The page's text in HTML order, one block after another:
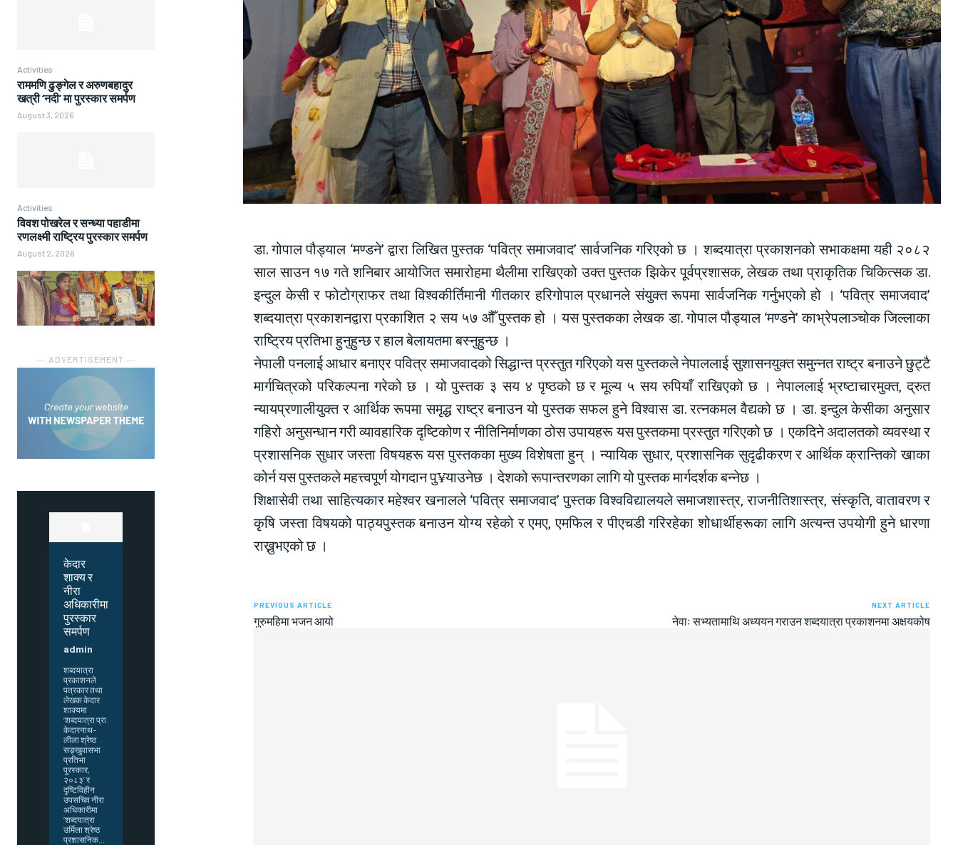
Activities
राममणि ढुङ्गेल र अरुणबहादुर
खत्री ‘नदी’ मा पुरस्कार समर्पण
August 3, 2026
Activities
विवश पोखरेल र सन्ध्या पहाडीमा
रणलक्ष्मी राष्ट्रिय पुरस्कार समर्पण
August 2, 2026
― ADVERTISEMENT ―
केदार
शाक्य र
नीरा
अधिकारीमा
पुरस्कार
समर्पण
admin
शब्दयात्रा
प्रकाशनले
पत्रकार तथा
लेखक केदार
शाक्यमा
‘शब्दयात्रा प्रा.
केदारनाथ–
लीला श्रेष्ठ
सङ्खुवासभा
प्रतिभा
पुरस्कार,
२०८३’ र
दृष्टिविहीन
उपसचिव नीरा
अधिकारीमा
‘शब्दयात्रा
उर्मिला श्रेष्ठ
प्रशासनिक...
डा. गोपाल पौड्याल ‘मण्डने’ द्वारा लिखित पुस्तक ‘पवित्र समाजवाद’ सार्वजनिक गरिएको छ । शब्दयात्रा प्रकाशनको सभाकक्षमा यही २०८२
साल साउन १७ गते शनिबार आयोजित समारोहमा थैलीमा राखिएको उक्त पुस्तक झिकेर पूर्वप्रशासक, लेखक तथा प्राकृतिक चिकित्सक डा.
इन्दुल केसी र फोटोग्राफर तथा विश्वकीर्तिमानी गीतकार हरिगोपाल प्रधानले संयुक्त रूपमा सार्वजनिक गर्नुभएको हो । ‘पवित्र समाजवाद’
शब्दयात्रा प्रकाशनद्वारा प्रकाशित २ सय ५७ औँ पुस्तक हो । यस पुस्तकका लेखक डा. गोपाल पौड्याल ‘मण्डने’ काभ्रेपलाञ्चोक जिल्लाका
राष्ट्रिय प्रतिभा हुनुहुन्छ र हाल बेलायतमा बस्नुहुन्छ ।
नेपाली पनलाई आधार बनाएर पवित्र समाजवादको सिद्धान्त प्रस्तुत गरिएको यस पुस्तकले नेपाललाई सुशासनयुक्त समुन्नत राष्ट्र बनाउने छुट्टै
मार्गचित्रको परिकल्पना गरेको छ । यो पुस्तक ३ सय ४ पृष्ठको छ र मूल्य ५ सय रुपियाँ राखिएको छ । नेपाललाई भ्रष्टाचारमुक्त, द्रुत
न्यायप्रणालीयुक्त र आर्थिक रूपमा समृद्ध राष्ट्र बनाउन यो पुस्तक सफल हुने विश्वास डा. रत्नकमल वैद्यको छ । डा. इन्दुल केसीका अनुसार
गहिरो अनुसन्धान गरी व्यावहारिक दृष्टिकोण र नीतिनिर्माणका ठोस उपायहरू यस पुस्तकमा प्रस्तुत गरिएको छ । एकदिने अदालतको व्यवस्था र
प्रशासनिक सुधार जस्ता विषयहरू यस पुस्तकका मुख्य विशेषता हुन् । न्यायिक सुधार, प्रशासनिक सुदृढीकरण र आर्थिक क्रान्तिको खाका
कोर्न यस पुस्तकले महत्त्वपूर्ण योगदान पु¥याउनेछ । देशको रूपान्तरणका लागि यो पुस्तक मार्गदर्शक बन्नेछ ।
शिक्षासेवी तथा साहित्यकार महेश्वर खनालले ‘पवित्र समाजवाद’ पुस्तक विश्वविद्यालयले समाजशास्त्र, राजनीतिशास्त्र, संस्कृति, वातावरण र
कृषि जस्ता विषयको पाठ्यपुस्तक बनाउन योग्य रहेको र एमए, एमफिल र पीएचडी गरिरहेका शोधार्थीहरूका लागि अत्यन्त उपयोगी हुने धारणा
राख्नुभएको छ ।
PREVIOUS ARTICLE
गुरुमहिमा भजन आयो
NEXT ARTICLE
नेवाः सभ्यतामाथि अध्ययन गराउन शब्दयात्रा प्रकाशनमा अक्षयकोष